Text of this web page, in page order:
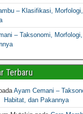
– Klasifikasi,
– Taksonomi,
Terbaru
Ayam Cemani –
Habitat, dan Pakannya